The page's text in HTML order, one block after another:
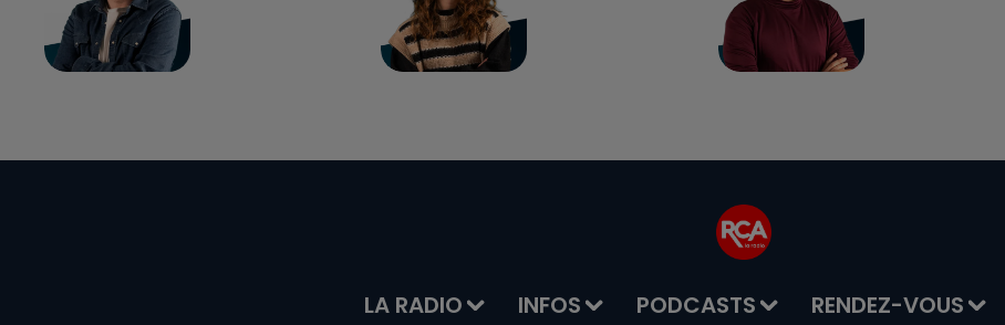
LA RADIO INFOS PODCASTS RENDEZ-VOUS